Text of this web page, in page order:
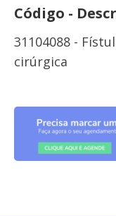
Código -
31104088 -
cirúrgica